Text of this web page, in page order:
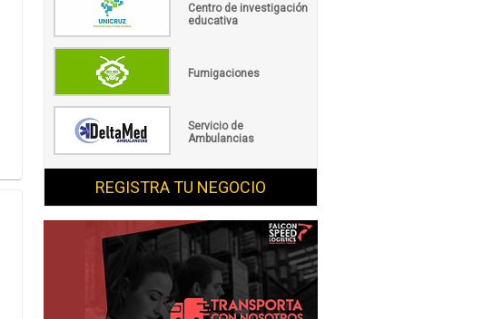
Centro de investigación
educativa
Fumigaciones
Servicio de
Ambulancias
REGISTRA TU NEGOCIO